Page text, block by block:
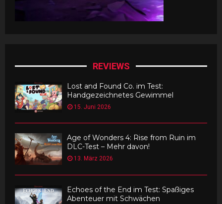
REVIEWS
Lost and Found Co. im Test:
Handgezeichnetes Gewimmel
15. Juni 2026
Age of Wonders 4: Rise from Ruin im
DLC-Test – Mehr davon!
13. März 2026
Echoes of the End im Test: Spaßiges
Abenteuer mit Schwächen